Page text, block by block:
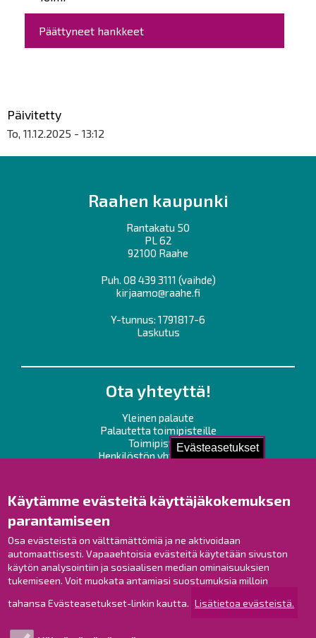
Evästeasetukset
Käytämme evästeitä käyttäjäkokemuksen
parantamiseen
Osa evästeistä on välttämättömiä ja ne aktivoidaan
automaattisesti. Vapaaehtoisia evästeitä käytetään sivuston
käytön analysointiin ja sosiaalisen median ominaisuuksien
tukemiseen. Voit muokata antamiasi suostumuksia milloin
tahansa Evästeasetukset-linkin kautta. Lisätietoa evästeistä.
Päättyneet hankkeet
Päivitetty
To, 11.12.2025 - 13:12
Raahen kaupunki
Rantakatu 50
PL 62
92100 Raahe
Puh. 08 439 3111 (vaihde)
kirjaamo@raahe.fi
Y-tunnus: 1791817-6
Laskutus
Ota yhteyttä!
Yleinen palaute
Palautetta toimipisteille
Toimipisteet
Henkilöstön yhteystiedot
Raahe Facebookissa
Raahe Instagramissa
Raahe LinkedInissä
Raahe YouTubessa